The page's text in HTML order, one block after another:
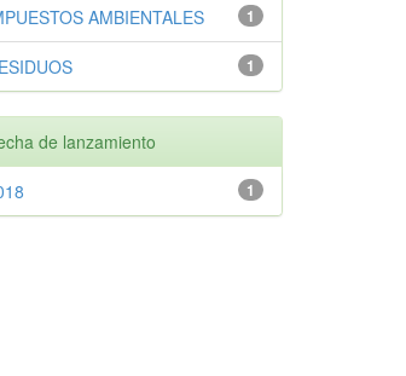
1
AMBIENTALES
1
de lanzamiento
1